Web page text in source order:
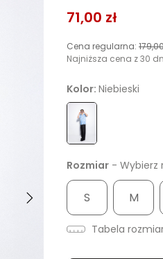
71,00 zł
Cena regularna:
Najniższa cena z 30
Kolor: Niebieski
Rozmiar - Wybierz
S M
Tabela